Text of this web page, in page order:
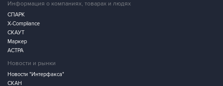
Информация о компаниях, товарах и людях
СПАРК
X-Compliance
СКАУТ
Маркер
АСТРА
Новости и рынки
Новости "Интерфакса"
СКАН